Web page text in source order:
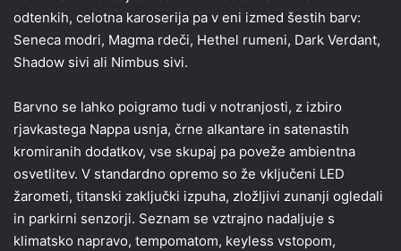
odtenkih, celotna karoserija pa v eni izmed šestih barv:
Seneca modri, Magma rdeči, Hethel rumeni, Dark Verdant,
Shadow sivi ali Nimbus sivi.
Barvno se lahko poigramo tudi v notranjosti, z izbiro
rjavkastega Nappa usnja, črne alkantare in satenastih
kromiranih dodatkov, vse skupaj pa poveže ambientna
osvetlitev. V standardno opremo so že vključeni LED
žarometi, titanski zaključki izpuha, zložljivi zunanji ogledali
in parkirni senzorji. Seznam se vztrajno nadaljuje s
klimatsko napravo, tempomatom, keyless vstopom,